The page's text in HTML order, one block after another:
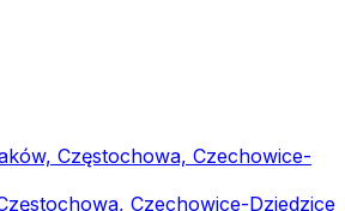
Częstochowa, Czechowice-
Czechowice-Dziedzice